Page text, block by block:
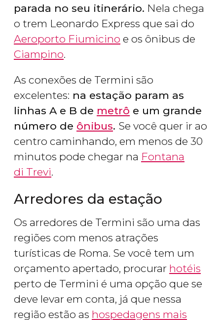
parada no seu itinerário. Nela chega
o trem Leonardo Express que sai do
Aeroporto Fiumicino e os ônibus de
Ciampino.
As conexões de Termini são
excelentes: na estação param as
linhas A e B de metrô e um grande
número de ônibus. Se você quer ir ao
centro caminhando, em menos de 30
minutos pode chegar na Fontana
di Trevi.
Arredores da estação
Os arredores de Termini são uma das
regiões com menos atrações
turísticas de Roma. Se você tem um
orçamento apertado, procurar hotéis
perto de Termini é uma opção que se
deve levar em conta, já que nessa
região estão as hospedagens mais